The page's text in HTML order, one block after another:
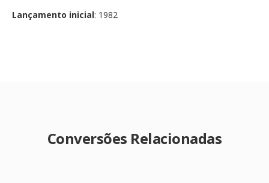
Lançamento inicial: 1982
Conversões Relacionadas